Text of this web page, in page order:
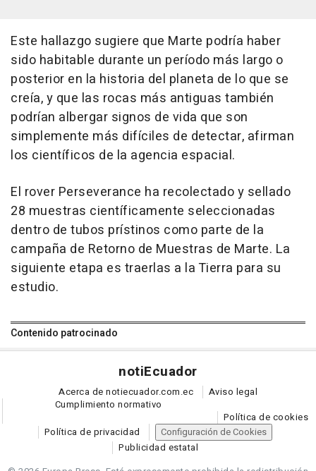
Este hallazgo sugiere que Marte podría haber
sido habitable durante un período más largo o
posterior en la historia del planeta de lo que se
creía, y que las rocas más antiguas también
podrían albergar signos de vida que son
simplemente más difíciles de detectar, afirman
los científicos de la agencia espacial.
El rover Perseverance ha recolectado y sellado
28 muestras científicamente seleccionadas
dentro de tubos prístinos como parte de la
campaña de Retorno de Muestras de Marte. La
siguiente etapa es traerlas a la Tierra para su
estudio.
Contenido patrocinado
notiEcuador
Acerca de notiecuador.com.ec
Aviso legal
Cumplimiento normativo
Política de cookies
Política de privacidad
Configuración de Cookies
Publicidad estatal